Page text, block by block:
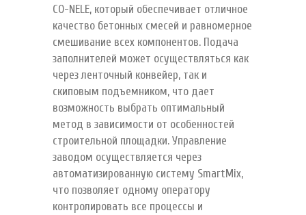
CO-NELE, который обеспечивает отличное
качество бетонных смесей и равномерное
смешивание всех компонентов. Подача
заполнителей может осуществляться как
через ленточный конвейер, так и
скиповым подъемником, что дает
возможность выбрать оптимальный
метод в зависимости от особенностей
строительной площадки. Управление
заводом осуществляется через
автоматизированную систему SmartMix,
что позволяет одному оператору
контролировать все процессы и